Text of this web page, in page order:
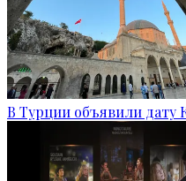
В Турции объявили дату